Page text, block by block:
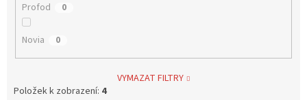
Profod 0
Novia 0
VYMAZAT FILTRY
Položek k zobrazení: 4